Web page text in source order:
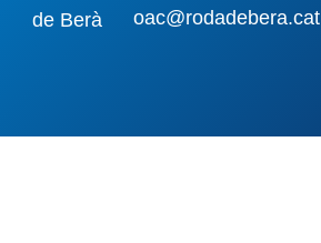
oac@rodadebera.cat